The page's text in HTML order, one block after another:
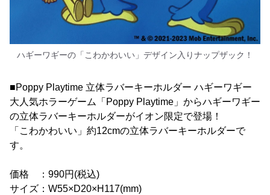
ハギーワギーの「こわかわいい」デザイン入りナップザック！
■Poppy Playtime 立体ラバーキーホルダー ハギーワギー
大人気ホラーゲーム「Poppy Playtime」からハギーワギー
の立体ラバーキーホルダーがイオン限定で登場！
「こわかわいい」約12cmの立体ラバーキーホルダーで
す。
価格 ：990円(税込)
サイズ：W55×D20×H117(mm)